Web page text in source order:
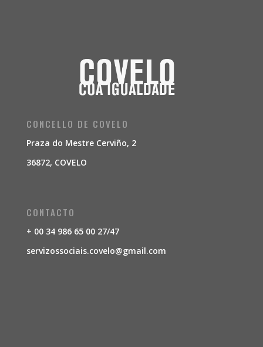
CONCELLO DE COVELO
Praza do Mestre Cerviño, 2
36872, COVELO
CONTACTO
+ 00 34 986 65 00 27/47
servizossociais.covelo@gmail.com